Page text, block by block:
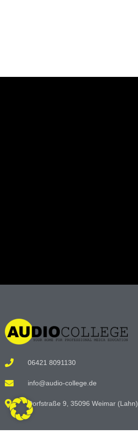
06421 8091130
info@audio-college.de
Dorfstraße 9, 35096 Weimar (Lahn)